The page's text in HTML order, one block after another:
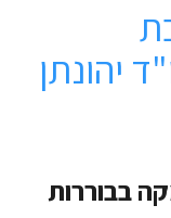
יהונתן
בבוררות